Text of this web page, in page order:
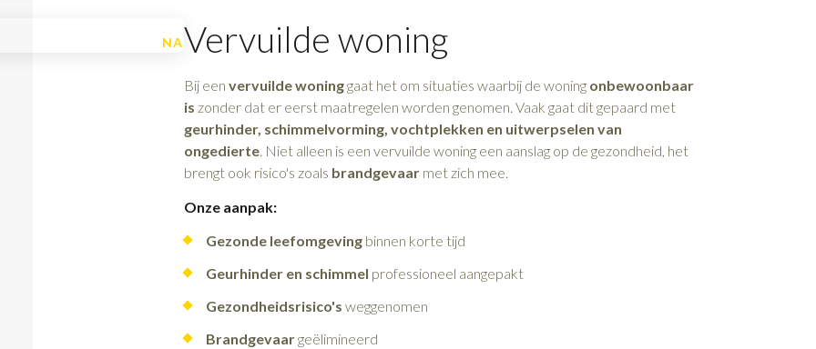
NAVervuilde woning
Bij een vervuilde woninggaat het om situaties waarbij de woning onbewoonbaar
is zonder dat er eerst maatregelen worden genomen. Vaak gaat dit gepaard met
geurhinder, schimmelvorming, vochtplekken en uitwerpselen van
ongedierte. Niet alleen is een vervuilde woning een aanslag op de gezondheid, het
brengt ook risico's zoals brandgevaarmet zich mee.
Onze aanpak:
Gezonde leefomgevingbinnen korte tijd
Geurhinder en schimmel professioneel aangepakt
Gezondheidsrisico's weggenomen
Brandgevaargeëlimineerd